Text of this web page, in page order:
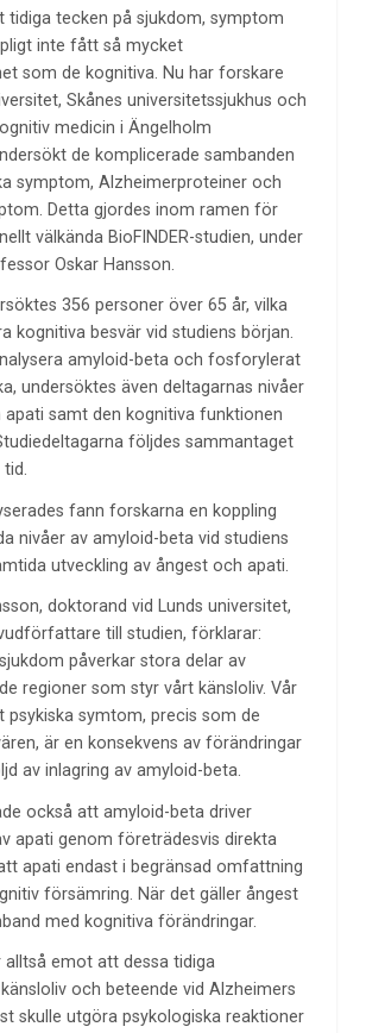
tidiga tecken på sjukdom, symptom
inte fått så mycket
som de kognitiva. Nu har forskare
Skånes universitetssjukhus och
medicin i Ängelholm
de komplicerade sambanden
symptom, Alzheimerproteiner och
Detta gjordes inom ramen för
välkända BioFINDER-studien, under
Oskar Hansson.
356 personer över 65 år, vilka
kognitiva besvär vid studiens början.
amyloid-beta och fosforylerat
undersöktes även deltagarnas nivåer
apati samt den kognitiva funktionen
följdes sammantaget
fann forskarna en koppling
nivåer av amyloid-beta vid studiens
utveckling av ångest och apati.
doktorand vid Lunds universitet,
till studien, förklarar:
påverkar stora delar av
regioner som styr vårt känsloliv. Vår
psykiska symtom, precis som de
är en konsekvens av förändringar
av inlagring av amyloid-beta.
också att amyloid-beta driver
apati genom företrädesvis direkta
apati endast i begränsad omfattning
försämring. När det gäller ångest
med kognitiva förändringar.
alltså emot att dessa tidiga
och beteende vid Alzheimers
skulle utgöra psykologiska reaktioner